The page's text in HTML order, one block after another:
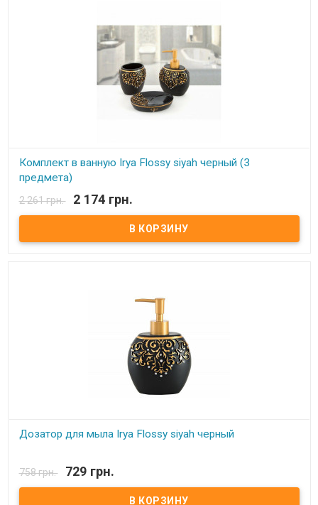
Комплект в ванную Irya Flossy siyah черный (3
предмета)
В наличии
Комплект в ванную Irya (3 предмета) Комплектация: - дозатор для
мыла - мыльница - стакан для зубных щеток Состав: полирезин
(устойчив к падению) Производитель: Irya (Турция).
2 261 грн. 2 174 грн.
Дозатор для мыла Irya Flossy siyah черный
Дозатор для мыла Irya Комплектация: - дозатор для мыла. Цвет:
см.фото. Состав: полирезин (устойчив к падению) Упаковка:
картонная коробка. Производитель: Irya (Турция).
758 грн. 729 грн.